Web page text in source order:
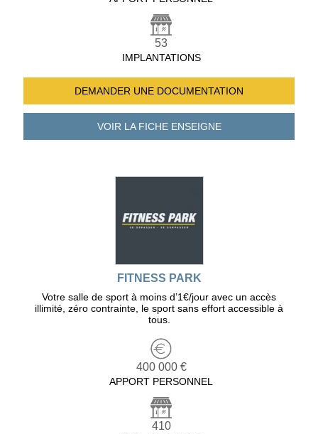
53
IMPLANTATIONS
DEMANDER UNE DOCUMENTATION
VOIR LA FICHEENSEIGNE
FITNESS PARK
Votre salle de sport à moins d’1€/jour avec un accès
illimité, zéro contrainte, le sport sans effort accessible à
tous.
400 000 €
APPORT PERSONNEL
410